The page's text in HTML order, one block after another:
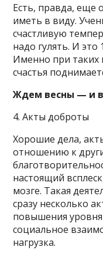
Есть, правда, еще
иметь в виду.
счастливую
надо гулять. И
Именно при таких
счастья
Ждем весны — и
4. Акты доброты
Хорошие дела,
отношению к
настоящий
мозге. Такая
сразу несколько
повышения уровня
социальное
нагрузка.